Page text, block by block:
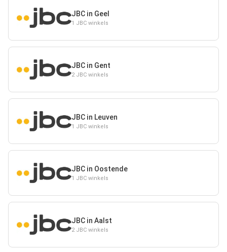
JBC in Geel
1 JBC winkels
JBC in Gent
2 JBC winkels
JBC in Leuven
1 JBC winkels
JBC in Oostende
1 JBC winkels
JBC in Aalst
2 JBC winkels